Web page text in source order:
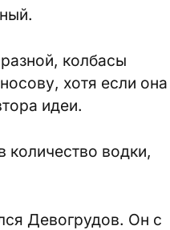
колбасы
хотя если она
идеи.
водки,
Девогрудов. Он с